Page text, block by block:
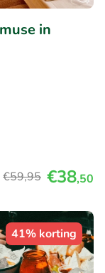
in
€59,95 €38,50
41% korting